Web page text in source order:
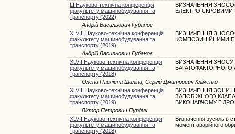
LI Науково-технічна конференція
факультету машинобудування та
транспорту (2022)
ВИЗНАЧЕННЯ
Андрій Васильович Губанов
XLVIII Науково-технічна конференція
факультету машинобудування та
транспорту (2019)
ВИЗНАЧЕННЯ
КОМПОЗИЦІЙНИМИ
Андрій Васильович Губанов
XLVII Науково-технічна конференція
факультету машинобудування та
транспорту (2018)
ВИЗНАЧЕННЯ ЗНОСУ
БАГАТОФАКТОРНОГО
Олена Павлівна Шиліна, Сергій Дмитрович Кліменко
XLVIII Науково-технічна конференція
факультету машинобудування та
транспорту (2019)
ВИЗНАЧЕННЯ ЗОНИ
ЗАПОБІЖНОГО
ВИКОНАВЧОМУ
Віктор Петрович Пурдик
XLVII Науково-технічна конференція
факультету машинобудування та
транспорту (2018)
Визначення зусиль в
момент аварійного